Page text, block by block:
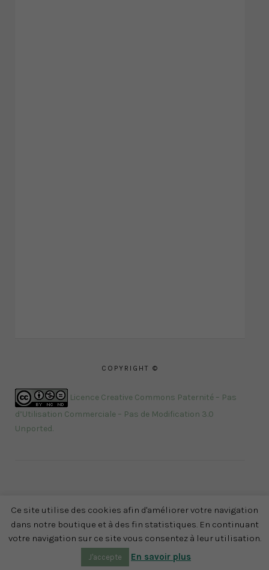
COPYRIGHT ©
Licence Creative Commons Paternité – Pas
d’Utilisation Commerciale – Pas de Modification 3.0
Unported.
Mon compte-Mentions légales-CGV- Réalisation :
adaracom.fr- Tous droits réservés MAÄ ©
Ce site utilise des cookies afin d'améliorer votre navigation
dans notre boutique et à des fin statistiques. En continuant
votre navigation sur ce site vous consentez à leur utilisation.
J'accepte En savoir plus